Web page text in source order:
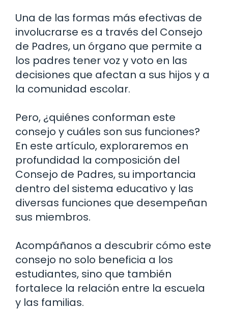
Una de las formas más efectivas de
involucrarse es a través del Consejo
de Padres, un órgano que permite a
los padres tener voz y voto en las
decisiones que afectan a sus hijos y a
la comunidad escolar.
Pero, ¿quiénes conforman este
consejo y cuáles son sus funciones?
En este artículo, exploraremos en
profundidad la composición del
Consejo de Padres, su importancia
dentro del sistema educativo y las
diversas funciones que desempeñan
sus miembros.
Acompáñanos a descubrir cómo este
consejo no solo beneficia a los
estudiantes, sino que también
fortalece la relación entre la escuela
y las familias.